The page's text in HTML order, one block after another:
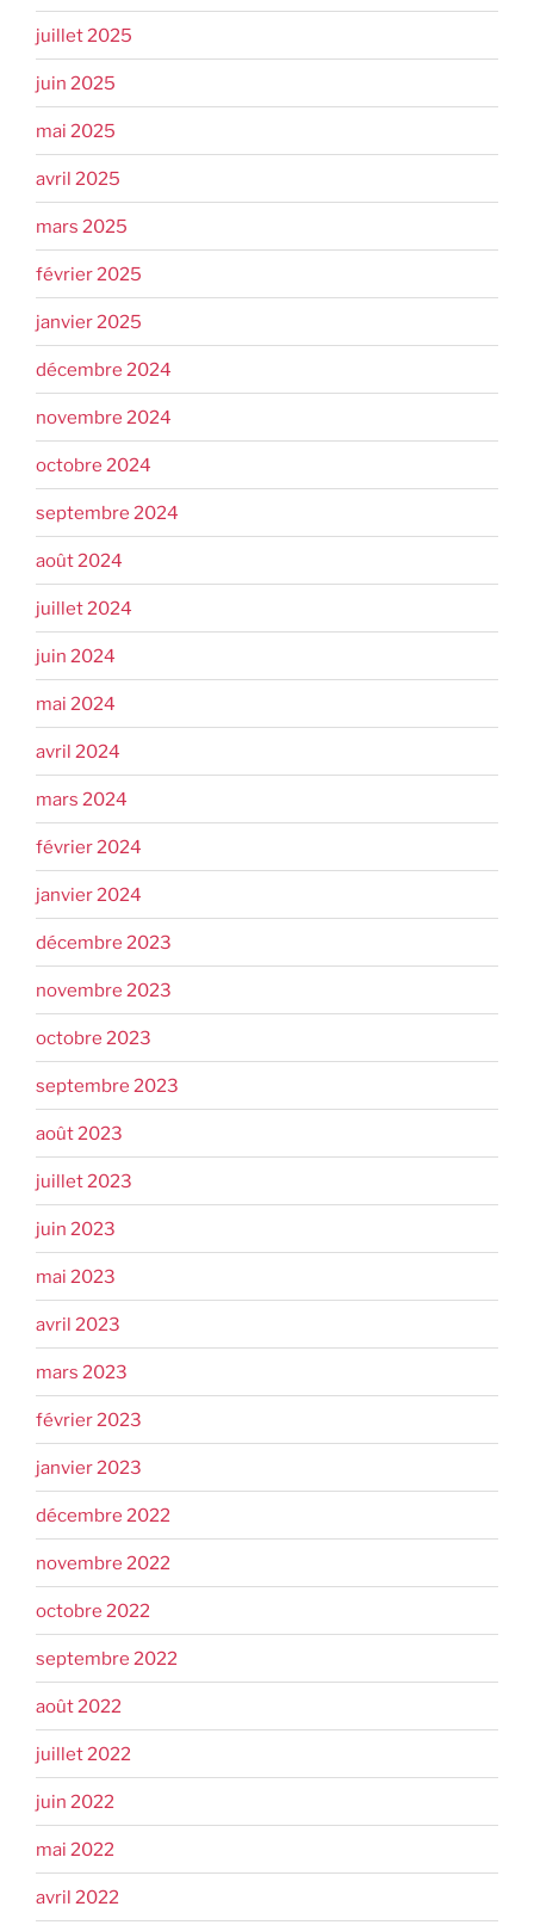
juillet 2025
juin 2025
mai 2025
avril 2025
mars 2025
février 2025
janvier 2025
décembre 2024
novembre 2024
octobre 2024
septembre 2024
août 2024
juillet 2024
juin 2024
mai 2024
avril 2024
mars 2024
février 2024
janvier 2024
décembre 2023
novembre 2023
octobre 2023
septembre 2023
août 2023
juillet 2023
juin 2023
mai 2023
avril 2023
mars 2023
février 2023
janvier 2023
décembre 2022
novembre 2022
octobre 2022
septembre 2022
août 2022
juillet 2022
juin 2022
mai 2022
avril 2022